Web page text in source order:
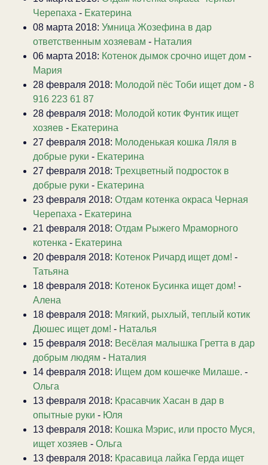
Черепаха - Екатерина
08 марта 2018: Умница Жозефина в дар
ответственным хозяевам - Наталия
06 марта 2018: Котенок дымок срочно ищет дом -
Мария
28 февраля 2018: Молодой пёс Тоби ищет дом - 8
916 223 61 87
28 февраля 2018: Молодой котик Фунтик ищет
хозяев - Екатерина
27 февраля 2018: Молоденькая кошка Ляля в
добрые руки - Екатерина
27 февраля 2018: Трехцветный подросток в
добрые руки - Екатерина
23 февраля 2018: Отдам котенка окраса Черная
Черепаха - Екатерина
21 февраля 2018: Отдам Рыжего Мраморного
котенка - Екатерина
20 февраля 2018: Котенок Ричард ищет дом! -
Татьяна
18 февраля 2018: Котенок Бусинка ищет дом! -
Алена
18 февраля 2018: Мягкий, рыхлый, теплый котик
Дюшес ищет дом! - Наталья
15 февраля 2018: Весёлая малышка Гретта в дар
добрым людям - Наталия
14 февраля 2018: Ищем дом кошечке Милаше. -
Ольга
13 февраля 2018: Красавчик Хасан в дар в
опытные руки - Юля
13 февраля 2018: Кошка Мэрис, или просто Муся,
ищет хозяев - Ольга
13 февраля 2018: Красавица лайка Герда ищет